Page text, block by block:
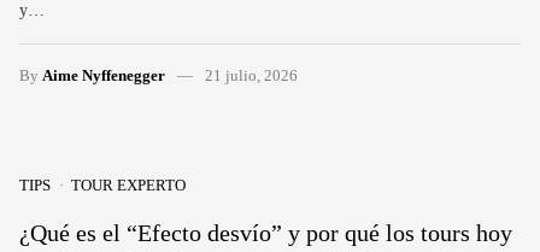
y…
By Aime Nyffenegger 21 julio, 2026
TIPS TOUR EXPERTO
¿Qué es el “Efecto desvío” y por qué los tours hoy